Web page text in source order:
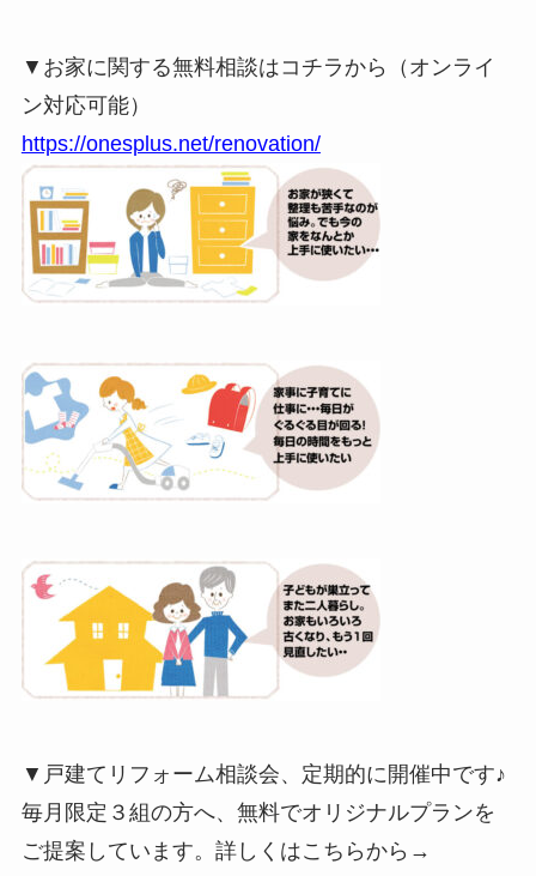
▼お家に関する無料相談はコチラから（オンライ
ン対応可能）
https://onesplus.net/renovation/
▼戸建てリフォーム相談会、定期的に開催中です♪
毎月限定３組の方へ、無料でオリジナルプランを
ご提案しています。詳しくはこちらから→